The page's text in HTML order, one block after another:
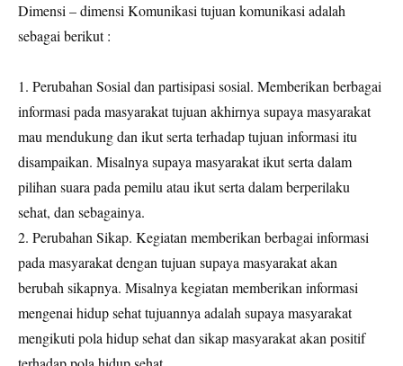
Dimensi – dimensi Komunikasi tujuan komunikasi adalah
sebagai berikut :
1. Perubahan Sosial dan partisipasi sosial. Memberikan berbagai
informasi pada masyarakat tujuan akhirnya supaya masyarakat
mau mendukung dan ikut serta terhadap tujuan informasi itu
disampaikan. Misalnya supaya masyarakat ikut serta dalam
pilihan suara pada pemilu atau ikut serta dalam berperilaku
sehat, dan sebagainya.
2. Perubahan Sikap. Kegiatan memberikan berbagai informasi
pada masyarakat dengan tujuan supaya masyarakat akan
berubah sikapnya. Misalnya kegiatan memberikan informasi
mengenai hidup sehat tujuannya adalah supaya masyarakat
mengikuti pola hidup sehat dan sikap masyarakat akan positif